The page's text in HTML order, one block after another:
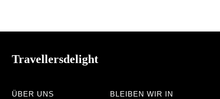
Travellersdelight
ÜBER UNS
BLEIBEN WIR IN